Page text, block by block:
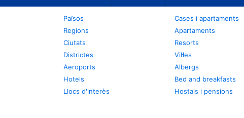
Països
Regions
Ciutats
Districtes
Aeroports
Hotels
Llocs d'interès
Cases i apartaments
Apartaments
Resorts
Vil·les
Albergs
Bed and breakfasts
Hostals i pensions